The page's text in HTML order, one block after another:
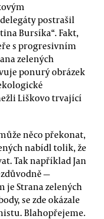
postrašil
Bursíka“. Fakt,
s progresivním
zelených
ponurý obrázek
Liškovo trvající
něco překonat,
nabídl tolik, že
Tak například Jan
—
je Strana zelených
se zde okázale
Blahopřejeme.